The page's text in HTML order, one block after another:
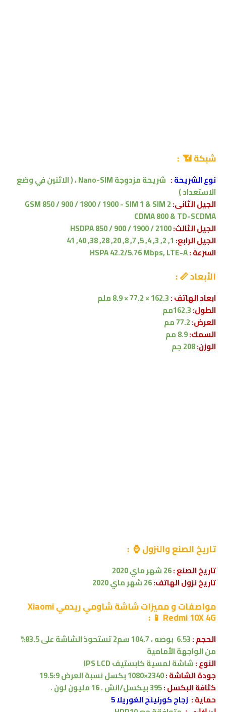
شبكة 📶 :
نوع الشريحة: شريحة مزدوجة Nano-SIM ،
( الاثنين في وضع
الاستعداد )
الجيل الثانى:GSM 850 / 900 / 1800 / 1900 - SIM 1 & SIM 2
CDMA 800 & TD-SCDMA
الجيل الثالث:HSDPA 850 / 900 / 1900 / 2100
الجيل الرابع: 1, 2, 3, 4, 5, 7, 8, 20, 28, 38, 40, 41
السرعة :HSPA 42.2/5.76 Mbps, LTE-A
الأبعاد 📏 :
ابعاد الهاتف :162.3 × 77.2 × 8.9 ملم
الطول:162.3مم
العرض:
السمك:8.9 مم
الوزن:208 جم
تاريخ الصنع والنزول ⌚ :
تاريخ الصنع :26 شهر ماي 2020
تاريخ نزول الهاتف:26 شهر ماي 2020
مواصفاتو مميزات شاشة شاومي ريدمي Xiaomi
Redmi 10X 4G
📱
:
الحجم:6.53 بوصه ،104.7 سم2
تستحوذ الشاشة على 83.5%
منالواجهة الأمامية
النوع :شاشة لمسيةكابستيفIPS LCD
جودة الشاشة :2340×1080 بكسل
نسبة العرض 19.5:9
كثافة البكسل :395 بيكسل/انش . 16 مليون لون .
حماية : زجاج كورنينج الغوريلا 5